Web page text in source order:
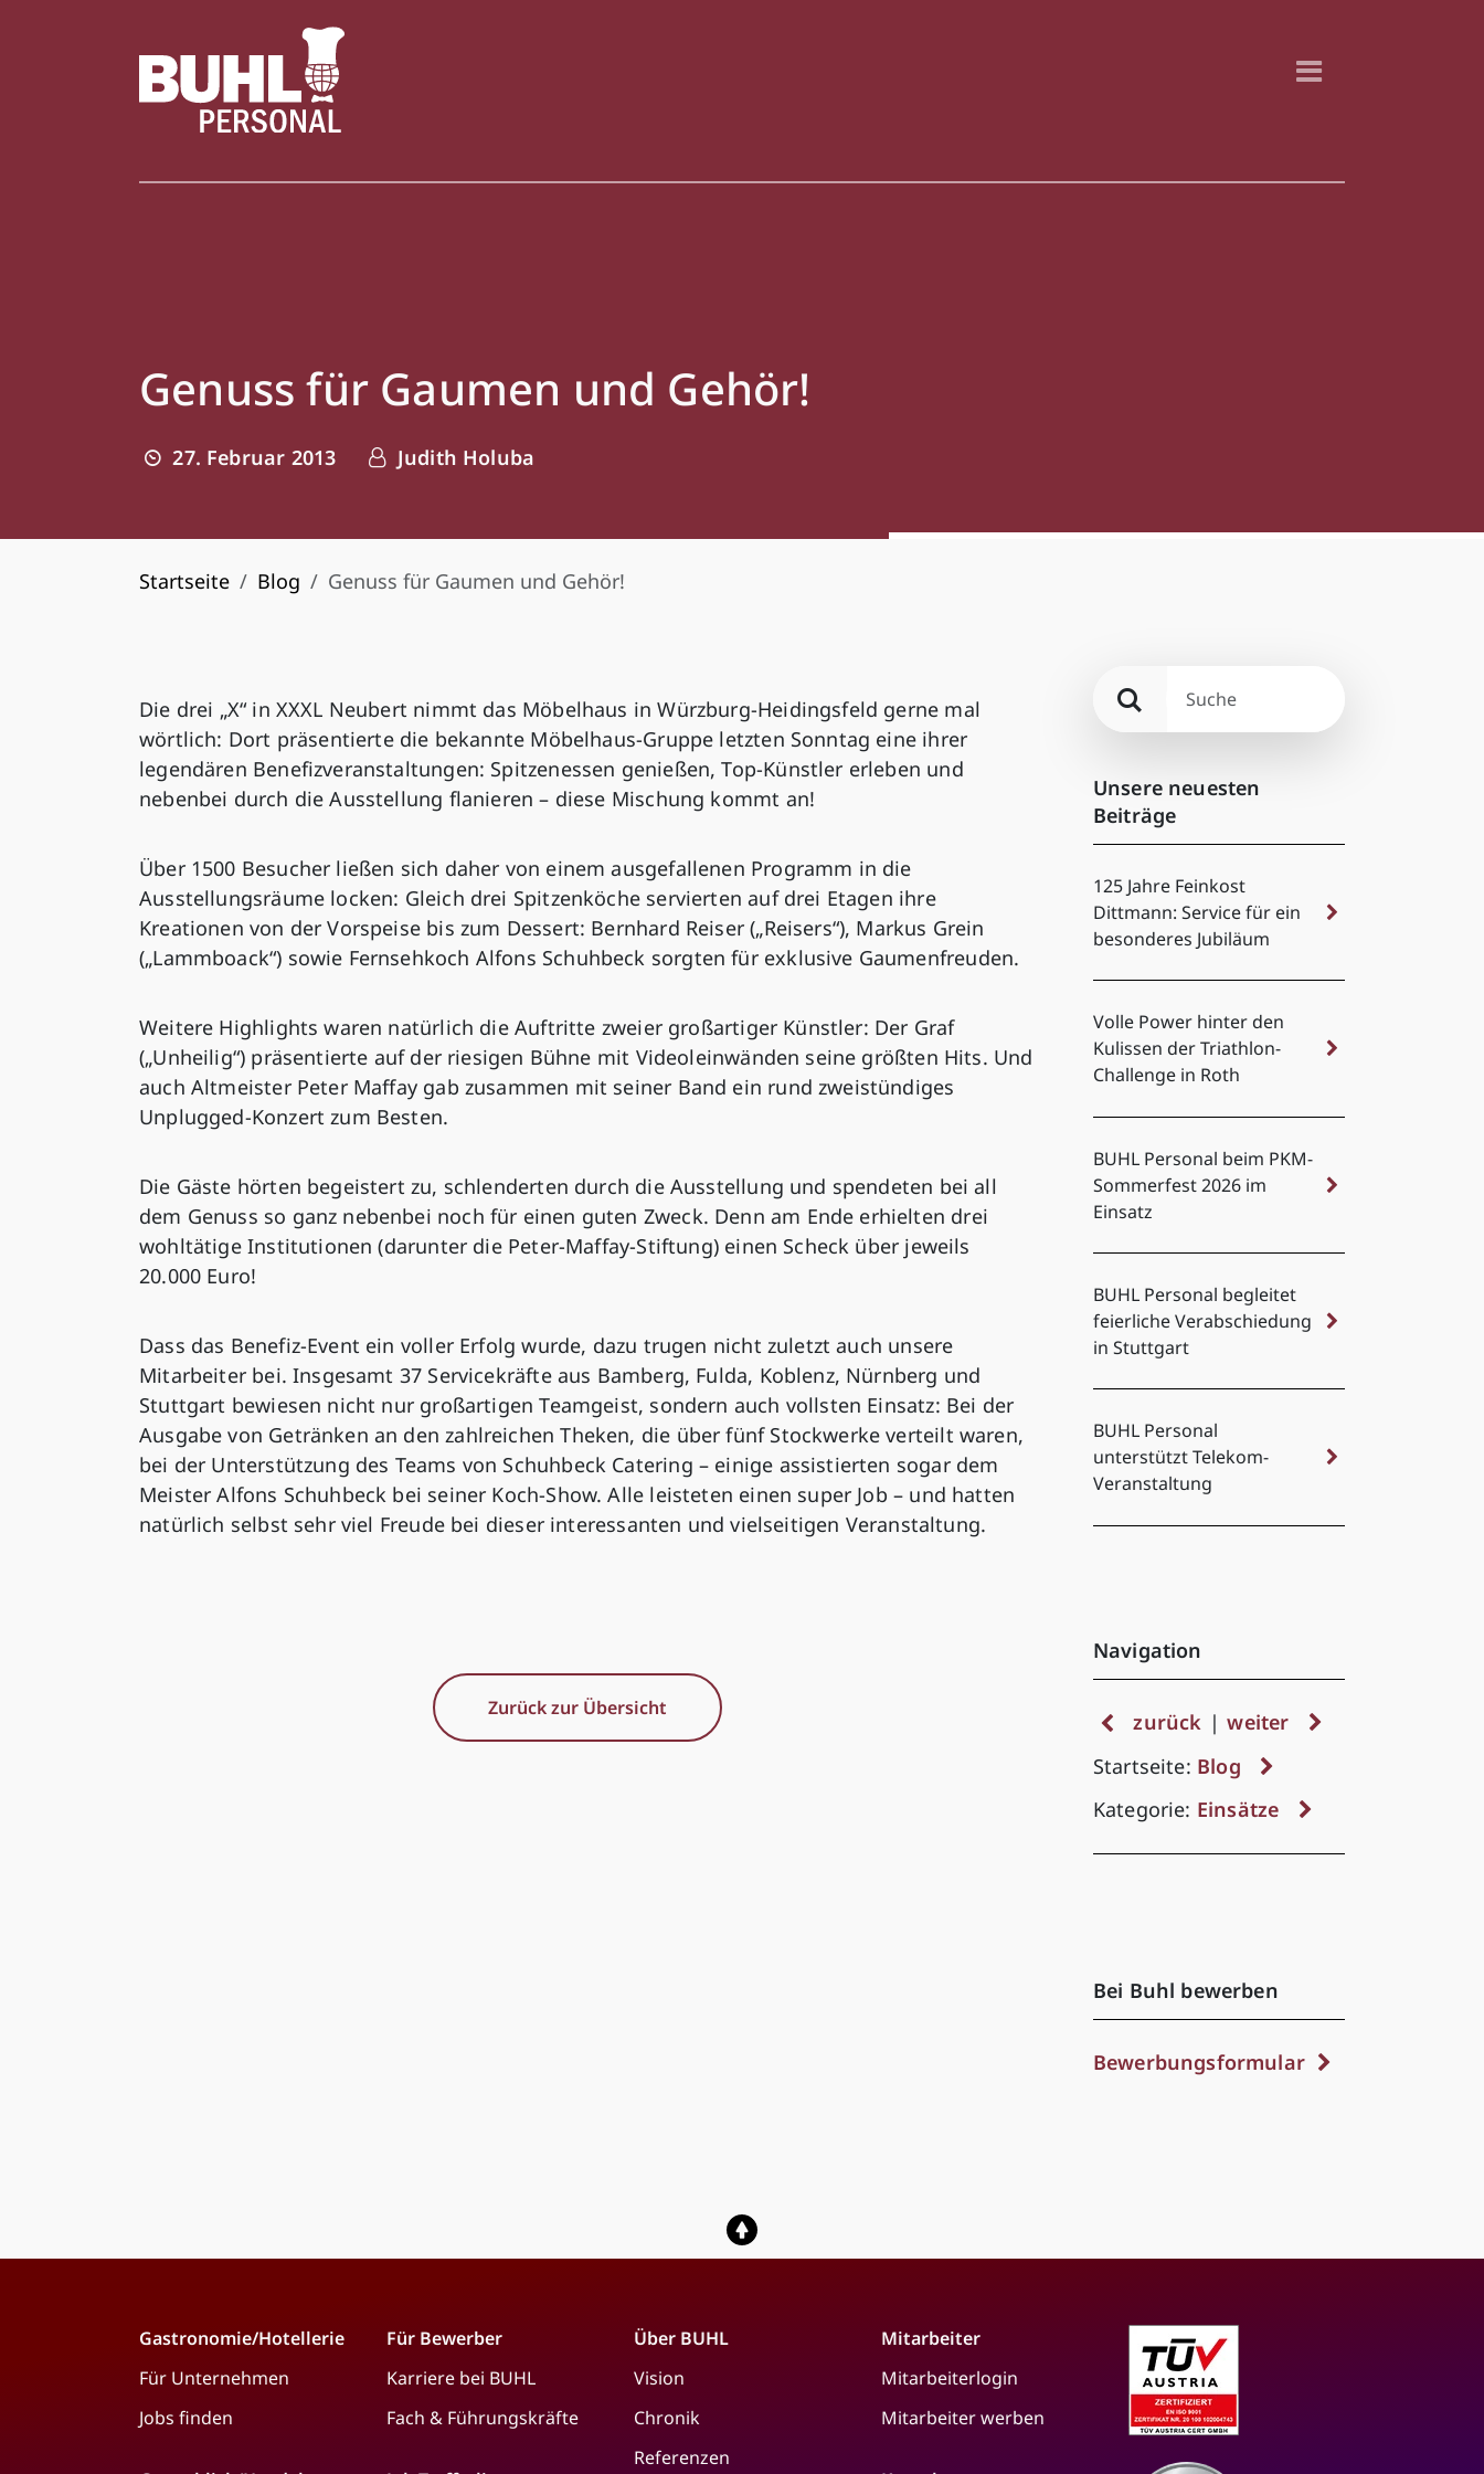
Genuss für Gaumen und Gehör!
27. Februar 2013 Judith Holuba
Startseite Blog Genuss für Gaumen und Gehör!
Die drei „X“ in XXXL Neubert nimmt das Möbelhaus in Würzburg-Heidingsfeld gerne mal
wörtlich: Dort präsentierte die bekannte Möbelhaus-Gruppe letzten Sonntag eine ihrer
legendären Benefizveranstaltungen: Spitzenessen genießen, Top-Künstler erleben und
nebenbei durch die Ausstellung flanieren – diese Mischung kommt an!
Über 1500 Besucher ließen sich daher von einem ausgefallenen Programm in die
Ausstellungsräume locken: Gleich drei Spitzenköche servierten auf drei Etagen ihre
Kreationen von der Vorspeise bis zum Dessert: Bernhard Reiser („Reisers“), Markus Grein
(„Lammboack“) sowie Fernsehkoch Alfons Schuhbeck sorgten für exklusive Gaumenfreuden.
Weitere Highlights waren natürlich die Auftritte zweier großartiger Künstler: Der Graf
(„Unheilig“) präsentierte auf der riesigen Bühne mit Videoleinwänden seine größten Hits. Und
auch Altmeister Peter Maffay gab zusammen mit seiner Band ein rund zweistündiges
Unplugged-Konzert zum Besten.
Die Gäste hörten begeistert zu, schlenderten durch die Ausstellung und spendeten bei all
dem Genuss so ganz nebenbei noch für einen guten Zweck. Denn am Ende erhielten drei
wohltätige Institutionen (darunter die Peter-Maffay-Stiftung) einen Scheck über jeweils
20.000 Euro!
Dass das Benefiz-Event ein voller Erfolg wurde, dazu trugen nicht zuletzt auch unsere
Mitarbeiter bei. Insgesamt 37 Servicekräfte aus Bamberg, Fulda, Koblenz, Nürnberg und
Stuttgart bewiesen nicht nur großartigen Teamgeist, sondern auch vollsten Einsatz: Bei der
Ausgabe von Getränken an den zahlreichen Theken, die über fünf Stockwerke verteilt waren,
bei der Unterstützung des Teams von Schuhbeck Catering – einige assistierten sogar dem
Meister Alfons Schuhbeck bei seiner Koch-Show. Alle leisteten einen super Job – und hatten
natürlich selbst sehr viel Freude bei dieser interessanten und vielseitigen Veranstaltung.
Zurück zur Übersicht
Unsere neuesten
Beiträge
125 Jahre Feinkost
Dittmann: Service für ein
besonderes Jubiläum
Volle Power hinter den
Kulissen der Triathlon-
Challenge in Roth
BUHL Personal beim PKM-
Sommerfest 2026 im
Einsatz
BUHL Personal begleitet
feierliche Verabschiedung
in Stuttgart
BUHL Personal
unterstützt Telekom-
Veranstaltung
Navigation
zurück | weiter
Startseite: Blog
Kategorie: Einsätze
Bei Buhl bewerben
Bewerbungsformular
Gastronomie/Hotellerie
Für Unternehmen
Jobs finden
Für Bewerber
Karriere bei BUHL
Fach & Führungskräfte
Über BUHL
Vision
Chronik
Referenzen
Mitarbeiter
Mitarbeiterlogin
Mitarbeiter werben